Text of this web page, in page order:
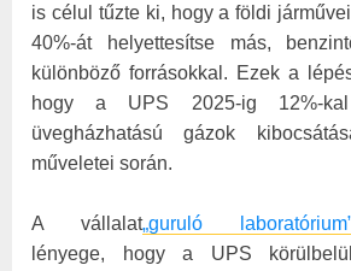
is célul tűzte ki, hogy a földi
40%-át helyettesítse más,
különböző forrásokkal. Ezek a
hogy a UPS 2025-ig 12%-
üvegházhatású gázok
műveletei során.
A vállalat„guruló
lényege, hogy a UPS